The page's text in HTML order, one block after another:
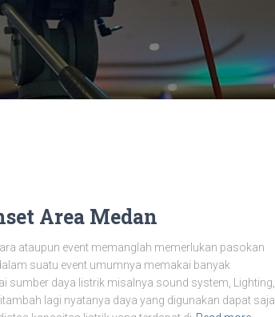
Area Medan
ataupun event memanglah memerlukan pasokan
suatu event umumnya memakai banyak
sumber daya listrik misalnya sound system, Lighting,
lagi nyatanya daya yang digunakan dapat saja